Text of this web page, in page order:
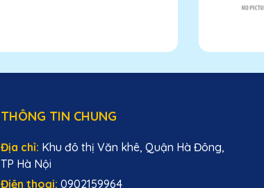
THÔNG TIN CHUNG
Địa chỉ: Khu đô thị Văn khê, Quận Hà Đông,
TP Hà Nội
Điện thoại: 0902159964